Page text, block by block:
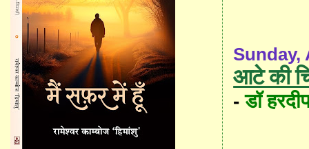
Sunday,
आटे की
- डॉ